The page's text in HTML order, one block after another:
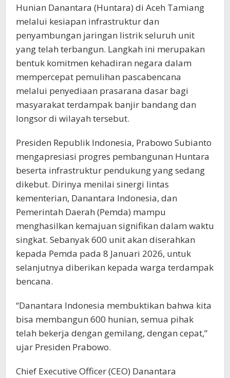
Hunian Danantara (Huntara) di Aceh Tamiang
melalui kesiapan infrastruktur dan
penyambungan jaringan listrik seluruh unit
yang telah terbangun. Langkah ini merupakan
bentuk komitmen kehadiran negara dalam
mempercepat pemulihan pascabencana
melalui penyediaan prasarana dasar bagi
masyarakat terdampak banjir bandang dan
longsor di wilayah tersebut.
Presiden Republik Indonesia, Prabowo Subianto
mengapresiasi progres pembangunan Huntara
beserta infrastruktur pendukung yang sedang
dikebut. Dirinya menilai sinergi lintas
kementerian, Danantara Indonesia, dan
Pemerintah Daerah (Pemda) mampu
menghasilkan kemajuan signifikan dalam waktu
singkat. Sebanyak 600 unit akan diserahkan
kepada Pemda pada 8 Januari 2026, untuk
selanjutnya diberikan kepada warga terdampak
bencana.
“Danantara Indonesia membuktikan bahwa kita
bisa membangun 600 hunian, semua pihak
telah bekerja dengan gemilang, dengan cepat,”
ujar Presiden Prabowo.
Chief Executive Officer (CEO) Danantara